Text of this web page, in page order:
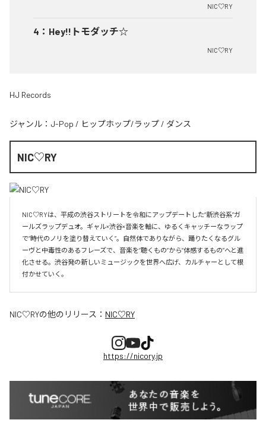
NIC♡RY
4 ： Hey!!トモダッチ☆
NIC♡RY
HJ Records
ジャンル： J-Pop / ヒップホップ/ラップ / ダンス
NIC♡RY
NIC♡RYは、平成の渋谷ストリートを令和にアップデートした“新渋谷系”ガ
ールズラップデュオ。ギャル×渋谷×音楽を軸に、ゆるくキャッチーなラップ
で“時代のノリを塗り替えていく”。自然体でありながら、踊りたくなるグル
ーヴと中毒性のあるフレーズで、音楽を“聴くもの”から“体感するもの”へと進
化させる。渋谷発の新しいミュージックを世界へ広げ、カルチャーとして根
付かせていく。
NIC♡RYの他のリリース： NIC♡RY
https://nicory.jp